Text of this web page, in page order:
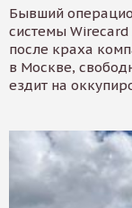
Бывший
системы
после краха
в Москве,
ездит на